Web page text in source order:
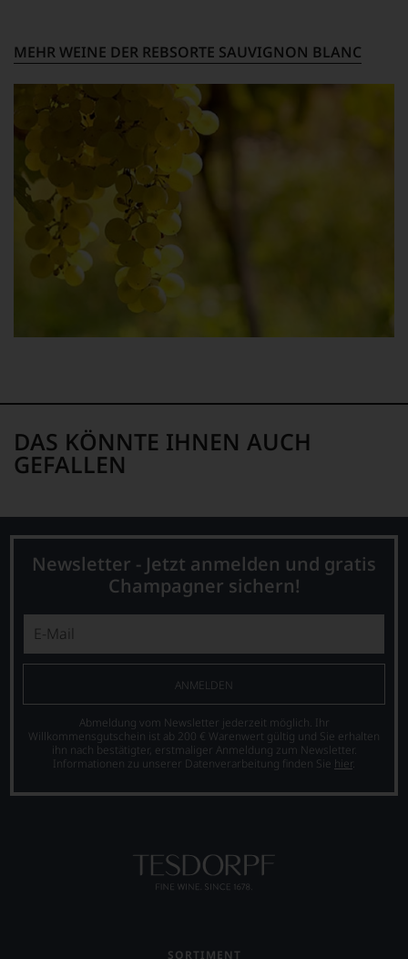
MEHR WEINE DER REBSORTE SAUVIGNON BLANC
DAS KÖNNTE IHNEN AUCH
GEFALLEN
Newsletter - Jetzt anmelden und gratis
Champagner sichern!
ANMELDEN
Abmeldung vom Newsletter jederzeit möglich. Ihr
Willkommensgutschein ist ab 200 € Warenwert gültig und Sie erhalten
ihn nach bestätigter, erstmaliger Anmeldung zum Newsletter.
Informationen zu unserer Datenverarbeitung finden Sie hier.
SORTIMENT